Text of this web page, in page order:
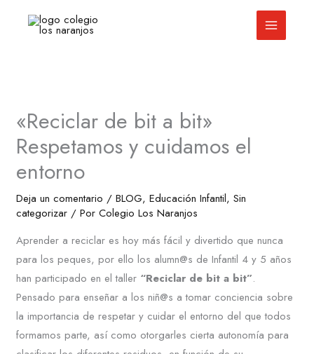
«Reciclar de bit a bit»
Respetamos y cuidamos el
entorno
Deja un comentario /BLOG,Educación Infantil,Sin
categorizar / PorColegio Los Naranjos
Aprender a reciclar es hoy más fácil y divertido que nunca
para los peques, por ello los alumn@s de Infantil 4 y 5 años
han participado en el taller “Reciclar de bit a bit”.
Pensado para enseñar a los niñ@s a tomar conciencia sobre
la importancia de respetar y cuidar el entorno del que todos
formamos parte, así como otorgarles cierta autonomía para